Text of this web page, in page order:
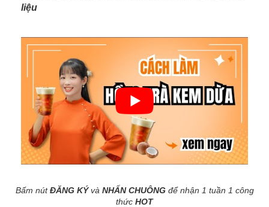
liệu
Bấm nútĐĂNG KÝvà NHẤN CHUÔNG để nhận 1 tuần 1 công
thức HOT